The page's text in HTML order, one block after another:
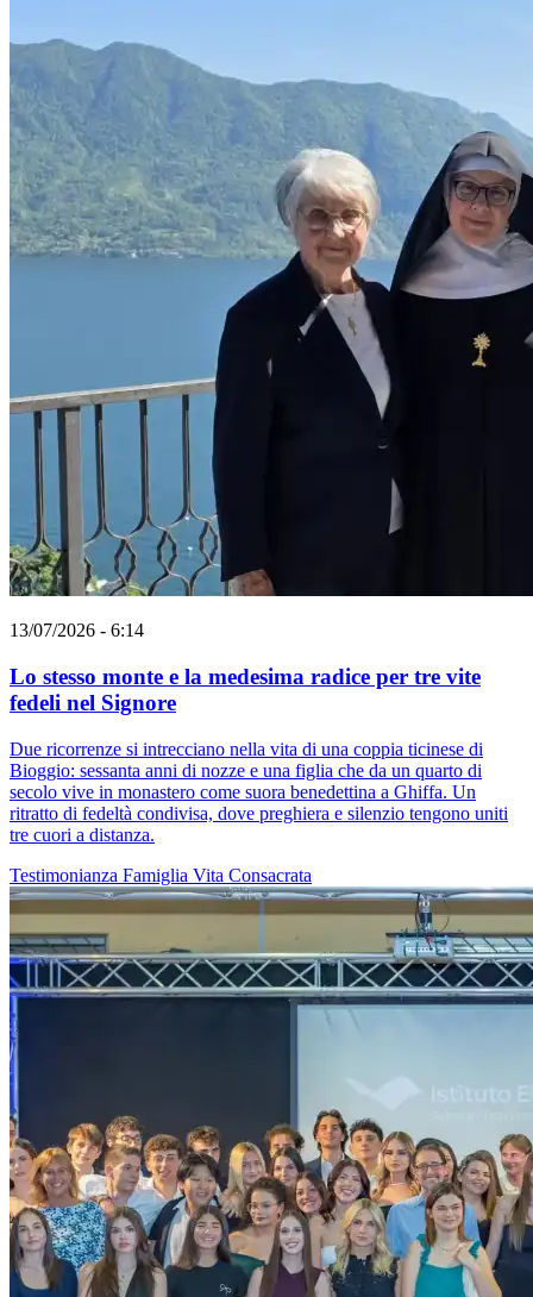
13/07/2026 - 6:14
Lo stesso monte e la medesima radice per tre vite
fedeli nel Signore
Due ricorrenze si intrecciano nella vita di una coppia ticinese di
Bioggio: sessanta anni di nozze e una figlia che da un quarto di
secolo vive in monastero come suora benedettina a Ghiffa. Un
ritratto di fedeltà condivisa, dove preghiera e silenzio tengono uniti
tre cuori a distanza.
Testimonianza Famiglia Vita Consacrata